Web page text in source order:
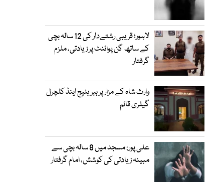
لاہور؛ قریبی رشتےدار کی 12 سالہ بچی
کے ساتھ گن پوائنٹ پر زیادتی، ملزم
گرفتار
وارث شاہ کے مزار پر ہیریٹیج اینڈ کلچرل
گیلری قائم
علی پور: مسجد میں 8 سالہ بچی سے
مبینہ زیادتی کی کوشش، امام گرفتار